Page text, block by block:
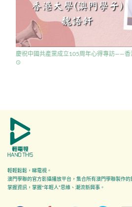
慶祝中國共產黨成立105周年心得專訪——香
access_time
輕輕鬆鬆，睇電視。
澳門學聯的官方影攝播放平台，集合所有澳門學聯製作的
掌握資訊，掌握"年輕人”思維、潮流新興事。